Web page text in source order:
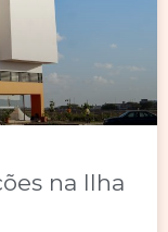
na Ilha